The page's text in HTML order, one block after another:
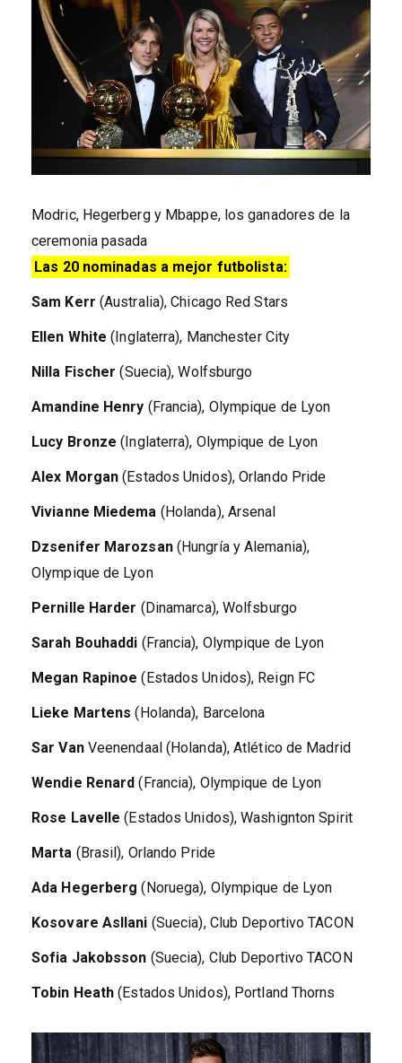
Modric, Hegerberg y Mbappe, los ganadores de la
ceremonia pasada
Las 20 nominadas a mejor futbolista:
Sam Kerr (Australia), Chicago Red Stars
Ellen White (Inglaterra), Manchester City
Nilla Fischer(Suecia), Wolfsburgo
Amandine Henry (Francia), Olympique de Lyon
Lucy Bronze (Inglaterra), Olympique de Lyon
Alex Morgan (Estados Unidos), Orlando Pride
Vivianne Miedema (Holanda), Arsenal
Dzsenifer Marozsan (Hungría y Alemania),
Olympique de Lyon
Pernille Harder (Dinamarca), Wolfsburgo
Sarah Bouhaddi (Francia), Olympique de Lyon
Megan Rapinoe(Estados Unidos), Reign FC
Lieke Martens(Holanda), Barcelona
Sar Van Veenendaal (Holanda), Atlético de Madrid
Wendie Renard(Francia), Olympique de Lyon
Rose Lavelle(Estados Unidos), Washignton Spirit
Marta (Brasil), Orlando Pride
Ada Hegerberg(Noruega), Olympique de Lyon
Kosovare Asllani (Suecia), Club Deportivo TACON
Sofia Jakobsson (Suecia), Club Deportivo TACON
Tobin Heath(Estados Unidos), Portland Thorns